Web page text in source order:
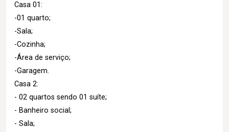
Casa 01:
-01 quarto;
-Sala;
-Cozinha;
-Área de serviço;
-Garagem.
Casa 2:
- 02 quartos sendo 01 suíte;
- Banheiro social;
- Sala;